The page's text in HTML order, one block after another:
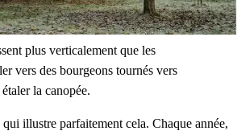
plus verticalement que les
vers des bourgeons tournés vers
la canopée.
illustre parfaitement cela. Chaque année,